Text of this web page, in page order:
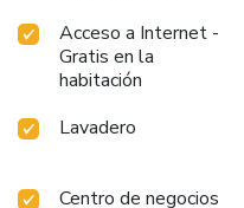
Acceso a Internet -
Gratis en la
habitación
Lavadero
Centro de negocios